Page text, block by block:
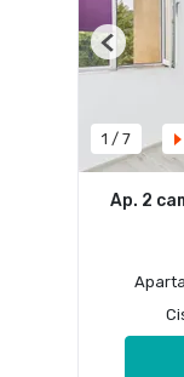
1 / 7
Previous
Ap. 2